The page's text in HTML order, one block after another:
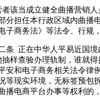
当成立健全曲播营销人
分担任本行政区域内曲
商务法》等法令、行规
正在中华人平易近国境
样查验办理轨制，谁就
安和电子商务相关法令
等现实环境，无标签预
播电商平台办事等权利